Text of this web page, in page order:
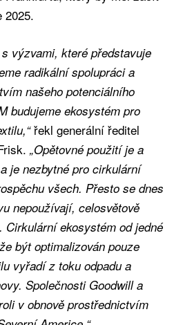
2025.
výzvami, které představuje
radikální spolupráci a
našeho potenciálního
budujeme ekosystém pro
řekl generální ředitel
„Opětovné použití je a
je nezbytné pro cirkulární
všech. Přesto se dnes
nepoužívají, celosvětově
Cirkulární ekosystém od jedné
být optimalizován pouze
vyřadí z toku odpadu a
Společnosti Goodwill a
v obnově prostřednictvím